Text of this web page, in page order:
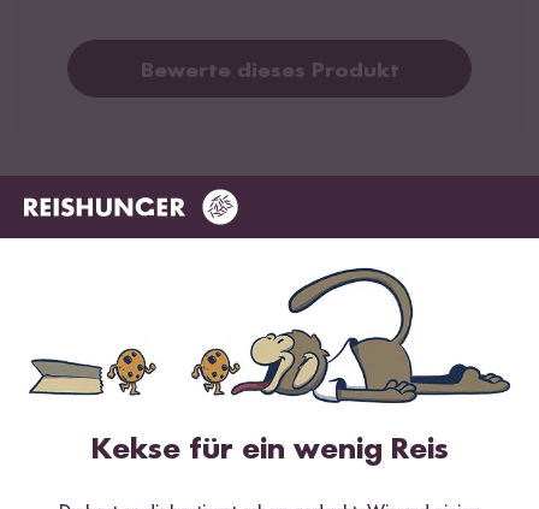
Bewerte dieses Produkt
Höchste Bewertung
Verifizierter Kauf
darin bisher Dumblings und Reis zubereitet. Die
Dumblings habe ich beim ersten mal direkt auf die
Kekse für ein wenig Reis